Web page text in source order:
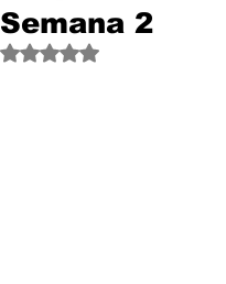
Semana 2
Obtuvo NaN de 5 estrellas.